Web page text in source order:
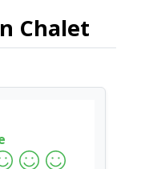
Chalet